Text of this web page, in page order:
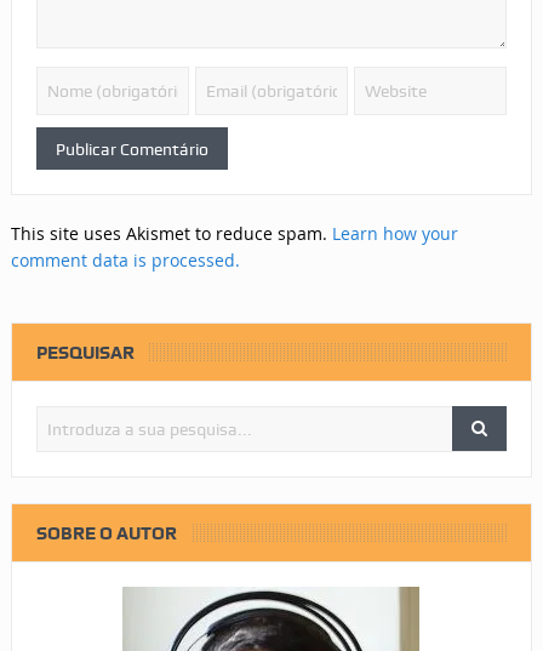
This site uses Akismet to reduce spam. Learn how your
comment data is processed.
PESQUISAR
SOBRE O AUTOR